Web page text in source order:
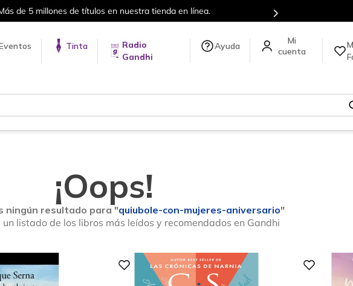
nuestra tienda en línea. Envíos a todo el mundo,
Tinta
Radio
Gandhi
Ayuda
¡Oops!
ningún resultado para "quiubole-con-mujeres-aniversario"
listado de los libros más leídos y recomendados en Gandhi